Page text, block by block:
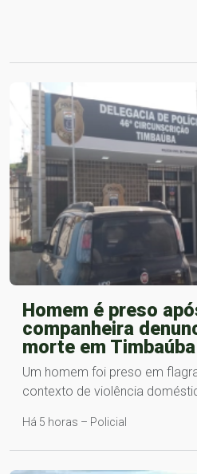
Homem é preso
companheira
morte em Timbaúba
Um homem foi preso em
contexto de violência
Há 5 horas – Policial